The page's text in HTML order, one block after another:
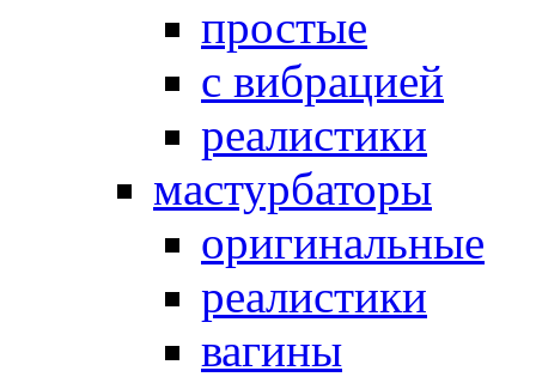
простые
с вибрацией
реалистики
мастурбаторы
оригинальные
реалистики
вагины